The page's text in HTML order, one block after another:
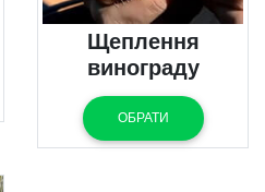
Щеплення
винограду
ОБРАТИ